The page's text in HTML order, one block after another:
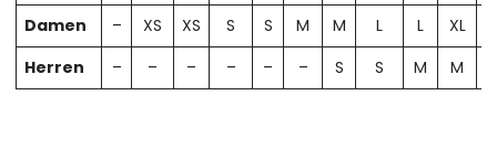
Damen
– XS XS S S M M L L XL
Herren
– – – – – – S S M M